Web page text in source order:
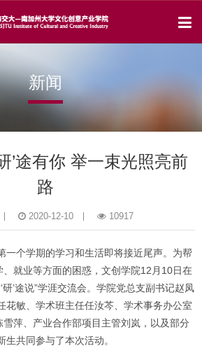
新闻
’途有你 举一束光照亮前
路
2020-12-10 10917
一个学期的学习和生活即将接近尾声。为帮
就业等方面的困惑，文创学院12月10日在
研’途说”学涯交流会。学院党总支副书记赵凤
花敏、学术班主任任汝芩、学术事务办公室
萍、产业合作部项目主管刘岚，以及部分
共同参与了本次活动。